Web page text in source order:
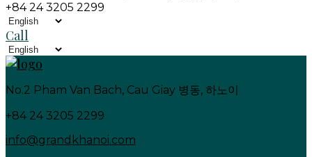
+84 24 3205 2299
Choose
a
language
Call
Choose
a
language
No.2 Pham Van Bach, Cau Giay 병동, 하노이
+84 24 3205 2299
info@grandkhanoi.com